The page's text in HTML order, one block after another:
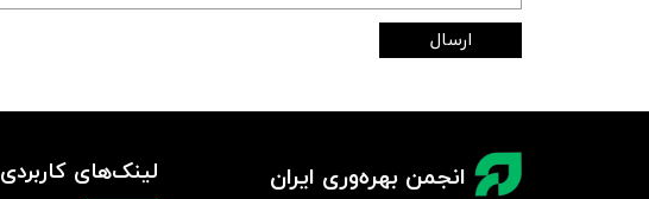
ارسال
انجمن بهره‌وری ایران لینک‌های کاربردی